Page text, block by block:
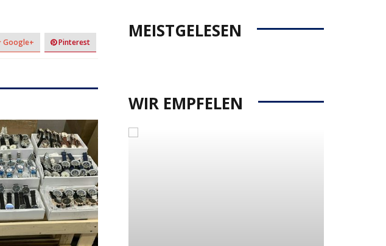
Google+ Pinterest
MEISTGELESEN
WIR EMPFELEN